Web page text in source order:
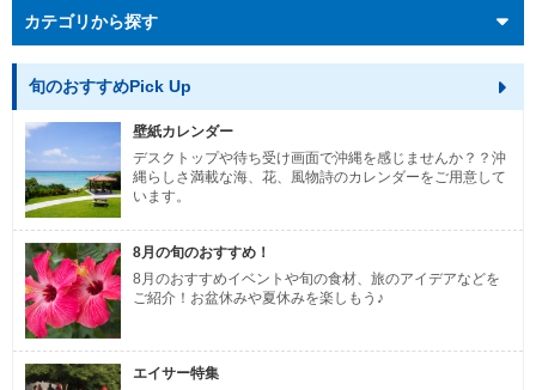
カテゴリから探す
旬のおすすめPick Up
壁紙カレンダー
デスクトップや待ち受け画面で沖縄を感じませんか？？沖
縄らしさ満載な海、花、風物詩のカレンダーをご用意して
います。
8月の旬のおすすめ！
8月のおすすめイベントや旬の食材、旅のアイデアなどを
ご紹介！お盆休みや夏休みを楽しもう♪
エイサー特集